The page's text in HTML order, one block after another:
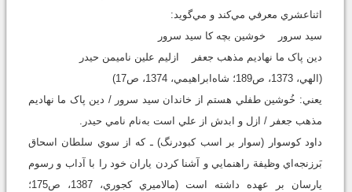
اثناعشري معرفي مي‌کند و مي‌گويد:
سيد سرور خوشين بچه کا سيد سرور
دين پاک ما نهاديم مذهب جعفر ازليم علين ناميمن حيدر
(الهي، 1373، ص189؛ شاه‌ابراهيمي، 1374، ص17)
يعني: خُوشين طفلي هستم از خاندان سيد سرور / دين پاک ما نهاديم
مذهب جعفر / ازل و ابدش از علي است به‌نام نامي حيدر.
داود کوسوار (سوار بر اسب کبودرنگ) ـ که از سوي سلطان اسحاق
بَرزنجه‌اي وظيفة راهنمايي و آشنا کردن ياران خود را با آداب و رسوم
يارسان بر عهده داشته است (مالاميري کجوري، 1387، ص175؛